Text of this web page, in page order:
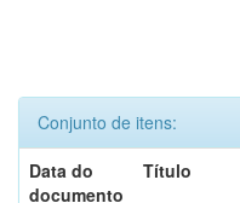
Conjunto de itens:
Data do
documento
Título